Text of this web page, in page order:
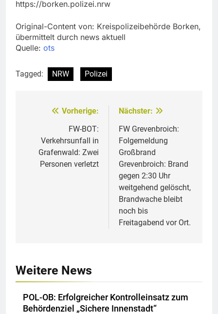
https://borken.polizei.nrw
Original-Content von: Kreispolizeibehörde Borken,
übermittelt durch news aktuell
Quelle: ots
Tagged: NRW Polizei
Beitragsnavigation
Vorherige:
FW-BOT:
Verkehrsunfall in
Grafenwald: Zwei
Personen verletzt
Nächster:
FW Grevenbroich:
Folgemeldung
Großbrand
Grevenbroich: Brand
gegen 2:30 Uhr
weitgehend gelöscht,
Brandwache bleibt
noch bis
Freitagabend vor Ort.
Weitere News
POL-OB: Erfolgreicher Kontrolleinsatz zum
Behördenziel „Sichere Innenstadt“